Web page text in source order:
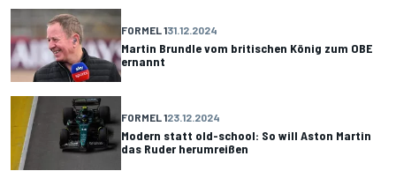
FORMEL 131.12.2024
Martin Brundle vom britischen König zum OBE
ernannt
FORMEL 123.12.2024
Modern statt old-school: So will Aston Martin
das Ruder herumreißen